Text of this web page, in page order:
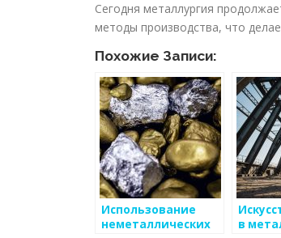
Сегодня металлургия
методы производства, что
Похожие Записи:
Использование
неметаллических
в